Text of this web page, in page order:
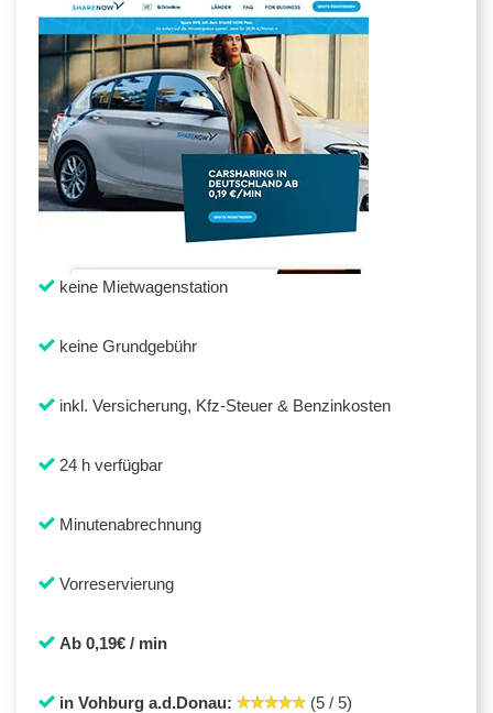
keine Mietwagenstation
keine Grundgebühr
inkl. Versicherung, Kfz-Steuer & Benzinkosten
24 h verfügbar
Minutenabrechnung
Vorreservierung
Ab 0,19€ / min
in Vohburg a.d.Donau: (5 / 5)